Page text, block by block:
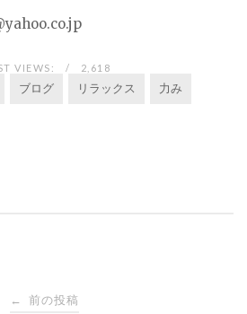
VIEWS: 2,618
ブログ リラックス 力み
← 前の投稿